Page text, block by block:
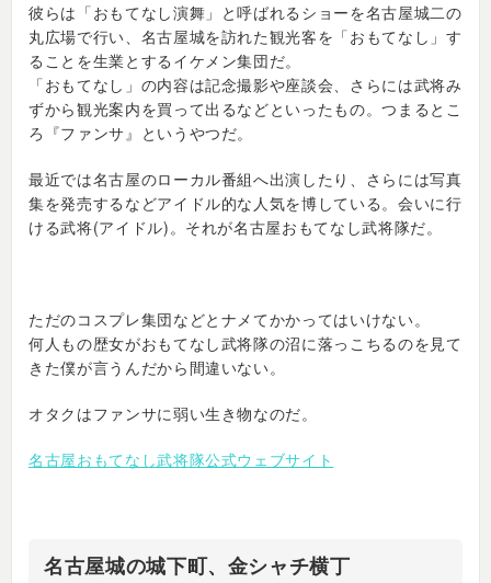
彼らは「おもてなし演舞」と呼ばれるショーを名古屋城二の
丸広場で行い、名古屋城を訪れた観光客を「おもてなし」す
ることを生業とするイケメン集団だ。
「おもてなし」の内容は記念撮影や座談会、さらには武将み
ずから観光案内を買って出るなどといったもの。つまるとこ
ろ『ファンサ』というやつだ。
最近では名古屋のローカル番組へ出演したり、さらには写真
集を発売するなどアイドル的な人気を博している。会いに行
ける武将(アイドル)。それが名古屋おもてなし武将隊だ。
ただのコスプレ集団などとナメてかかってはいけない。
何人もの歴女がおもてなし武将隊の沼に落っこちるのを見て
きた僕が言うんだから間違いない。
オタクはファンサに弱い生き物なのだ。
名古屋おもてなし武将隊公式ウェブサイト
名古屋城の城下町、金シャチ横丁